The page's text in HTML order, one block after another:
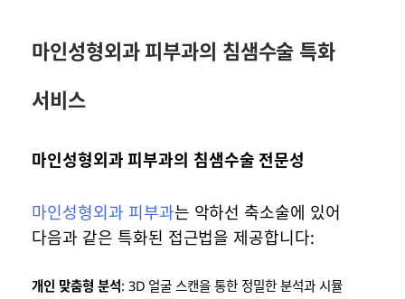
마인성형외과 피부과의 침샘수술 특화
서비스
마인성형외과 피부과의 침샘수술 전문성
마인성형외과 피부과는 악하선 축소술에 있어
다음과 같은 특화된 접근법을 제공합니다:
개인 맞춤형 분석: 3D 얼굴 스캔을 통한 정밀한 분석과 시뮬